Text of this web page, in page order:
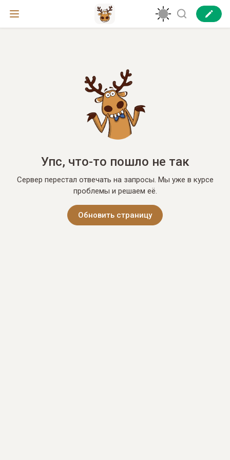
Упс, что-то пошло не так
Сервер перестал отвечать на запросы. Мы уже в курсе
проблемы и решаем её.
Обновить страницу